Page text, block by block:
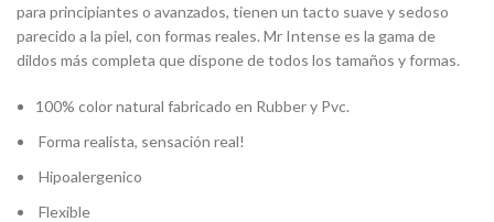
para principiantes o avanzados, tienen un tacto suave y sedoso
parecido a la piel, con formas reales. Mr Intense es la gama de
dildos más completa que dispone de todos los tamaños y formas.
100% color natural fabricado en Rubber y Pvc.
Forma realista, sensación real!
Hipoalergenico
Flexible